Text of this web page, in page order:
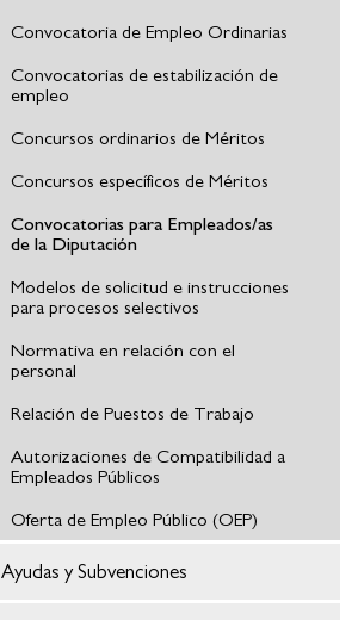
Convocatoria de Empleo Ordinarias
Convocatorias de estabilización de
empleo
Concursos ordinarios de Méritos
Concursos específicos de Méritos
Convocatorias para Empleados/as
de la Diputación
Modelos de solicitud e instrucciones
para procesos selectivos
Normativa en relación con el
personal
Relación de Puestos de Trabajo
Autorizaciones de Compatibilidad a
Empleados Públicos
Oferta de Empleo Público (OEP)
Ayudas y Subvenciones